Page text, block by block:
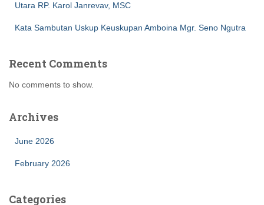
Utara RP. Karol Janrevav, MSC
Kata Sambutan Uskup Keuskupan Amboina Mgr. Seno Ngutra
Recent Comments
No comments to show.
Archives
June 2026
February 2026
Categories